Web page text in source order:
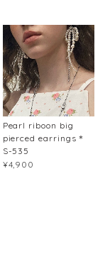
Pearl riboon big
pierced earrings＊
S-535
¥4,900